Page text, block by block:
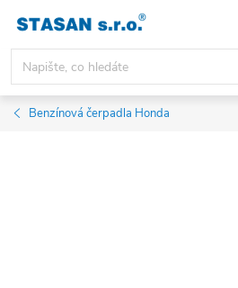
obsah
Benzínová čerpadla Honda